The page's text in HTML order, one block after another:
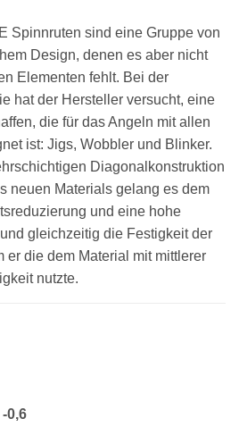
Spinnruten sind eine Gruppe von
Design, denen es aber nicht
Elementen fehlt. Bei der
hat der Hersteller versucht, eine
die für das Angeln mit allen
ist: Jigs, Wobbler und Blinker.
Diagonalkonstruktion
neuen Materials gelang es dem
und eine hohe
gleichzeitig die Festigkeit der
er die dem Material mit mittlerer
nutzte.
0,6